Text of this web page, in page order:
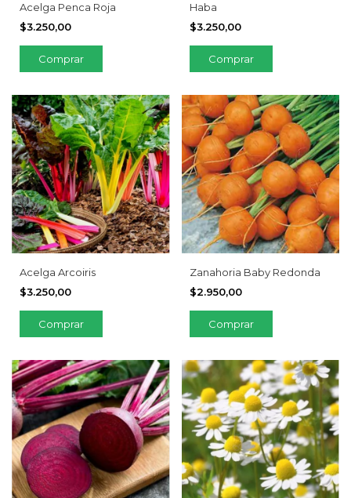
Acelga Penca Roja
$3.250,00
Haba
$3.250,00
Acelga Arcoiris
$3.250,00
Zanahoria Baby Redonda
$2.950,00